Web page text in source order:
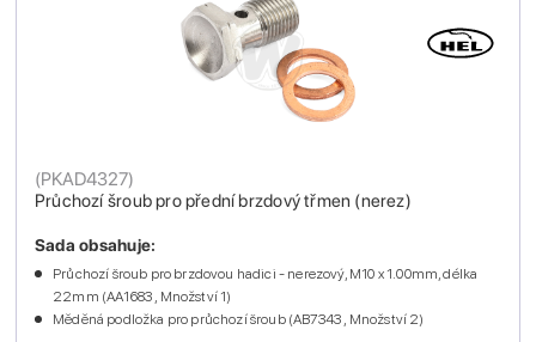
Průchozí šroub pro přední brzdový třmen (nerez)
(PKAD4327)
Sada obsahuje:
Průchozí šroub pro brzdovou hadici - nerezový, M10 x 1.00mm, délka
22mm (AA1683 , Množství 1)
Měděná podložka pro průchozí šroub (AB7343 , Množství 2)